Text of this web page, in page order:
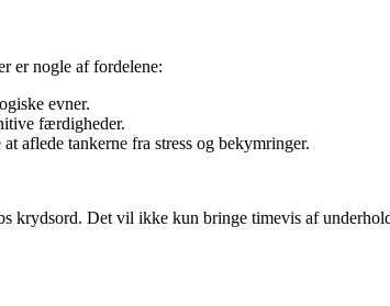
er nogle af fordelene:
evner.
færdigheder.
aflede tankerne fra stress og bekymringer.
krydsord. Det vil ikke kun bringe timevis af